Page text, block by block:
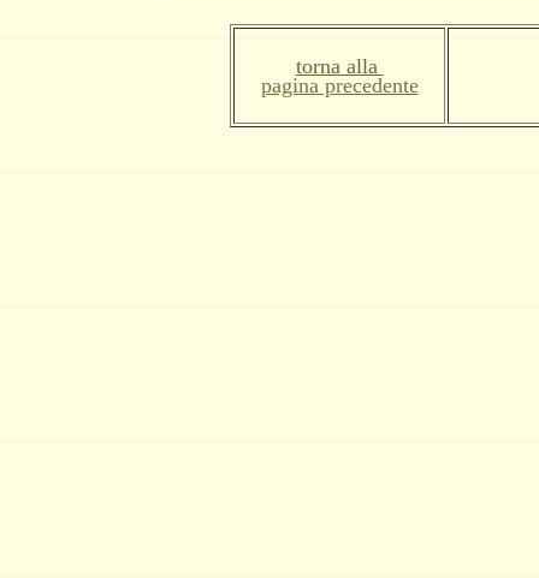
torna alla
pagina precedente